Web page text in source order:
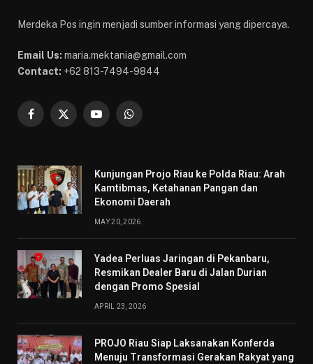
Merdeka Pos ingin menjadi sumber informasi yang dipercaya.
Email Us: maria.mektania@gmail.com
Contact: +62 813-7494-9844
Facebook
X
YouTubeWhatsApp
Kunjungan Projo Riau ke Polda Riau: Arah
Kamtibmas, Ketahanan Pangan dan
Ekonomi Daerah
MAY 20, 2026
Yadea Perluas Jaringan di Pekanbaru,
Resmikan Dealer Baru di Jalan Durian
dengan Promo Spesial
APRIL 23, 2026
PROJO Riau Siap Laksanakan Konferda
Menuju Transformasi Gerakan Rakyat yang